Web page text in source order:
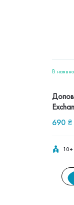
В
690 ₴
10+